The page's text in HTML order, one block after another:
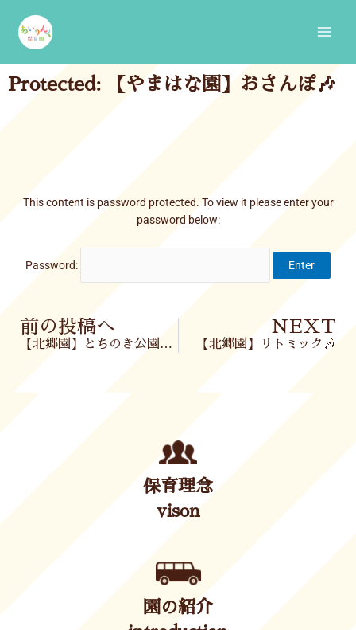
content
Protected: 【やまはな園】おさんぽ🎶
This content is password protected. To view it please enter your
password below:
Password:
Prev
前の投稿へ
【北郷園】とちのき公園へ🌞
NEXT
【北郷園】リトミック🎶
保育理念
vison
園の紹介